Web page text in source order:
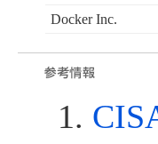
Docker Inc.